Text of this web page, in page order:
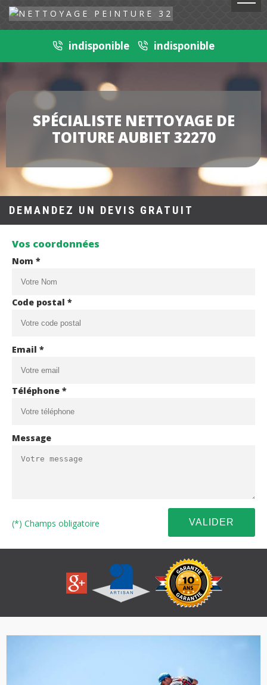
indisponible indisponible
SPÉCIALISTE NETTOYAGE DE
TOITURE AUBIET 32270
DEMANDEZ UN DEVIS GRATUIT
Vos coordonnées
Nom *
Code postal *
Email *
Téléphone *
Message
(*) Champs obligatoire